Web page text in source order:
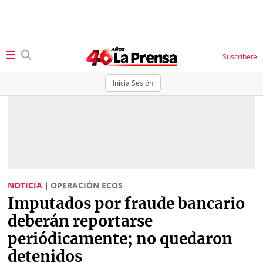
Inicia Sesión
Suscríbete
Sociedad
Judiciales
Política
Economía
K
Vivir+
NOTICIA | OPERACIÓN ECOS
Imputados por fraude bancario
deberán reportarse
periódicamente; no quedaron
detenidos